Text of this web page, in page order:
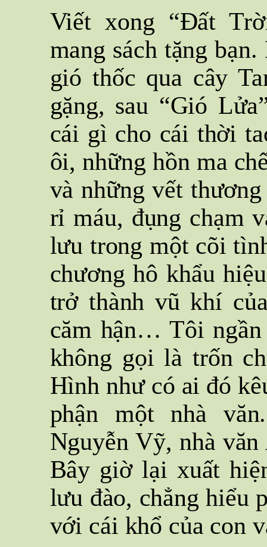
Viết xong “Đất
mang sách tặng
gió thốc qua cây
gặng, sau “Gió
cái gì cho cái thời
ôi, những hồn ma
và những vết
rỉ máu, đụng chạm
lưu trong một cõi
chương hô khẩu
trở thành vũ khí
căm hận… Tôi
không gọi là trốn
Hình như có ai đó
phận một nhà
Nguyễn Vỹ, nhà
Bây giờ lại xuất
lưu đào, chẳng hiểu
với cái khổ của con